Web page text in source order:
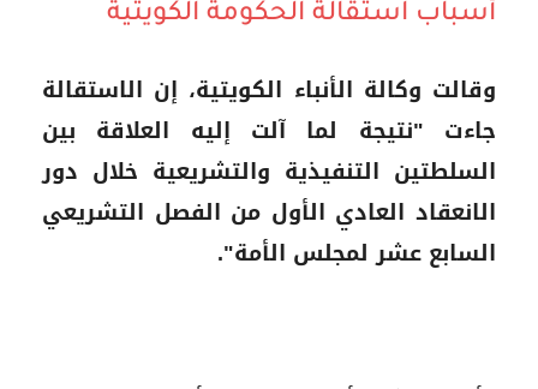
أسباب استقالة الحكومة الكويتية
وقالت وكالة الأنباء الكويتية، إن الاستقالة
جاءت "نتيجة لما آلت إليه العلاقة بين
السلطتين التنفيذية والتشريعية خلال دور
الانعقاد العادي الأول من الفصل التشريعي
السابع عشر لمجلس الأمة".